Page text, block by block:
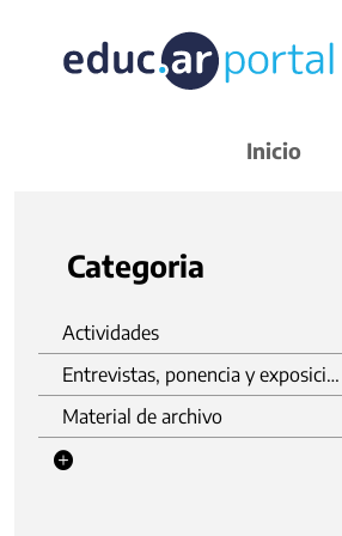
Inicio
Categoria
Actividades
Entrevistas, ponencia y exposición
Material de archivo